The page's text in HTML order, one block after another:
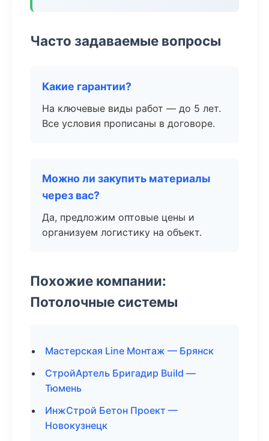
Часто задаваемые вопросы
Какие гарантии?
На ключевые виды работ — до 5 лет.
Все условия прописаны в договоре.
Можно ли закупить материалы
через вас?
Да, предложим оптовые цены и
организуем логистику на объект.
Похожие компании:
Потолочные системы
Мастерская Line Монтаж — Брянск
СтройАртель Бригадир Build —
Тюмень
ИнжСтрой Бетон Проект —
Новокузнецк